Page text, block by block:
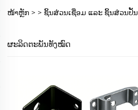
ໜ້າຫຼັກ > > ຊິ້ນສ່ວນເຊື່ອມ ແລະ ຊິ້ນສ່ວນປັ້ນ
ຜະລິດຕະພັນທັງໝົດ